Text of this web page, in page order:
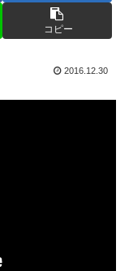
コピー
2016.12.30